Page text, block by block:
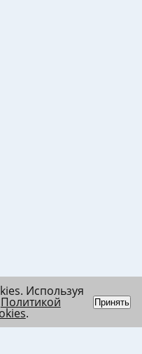
Используя
Политикой
.
Принять